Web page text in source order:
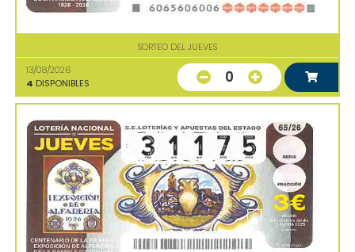
SORTEO DEL JUEVES
13/08/2026
4 DISPONIBLES 0